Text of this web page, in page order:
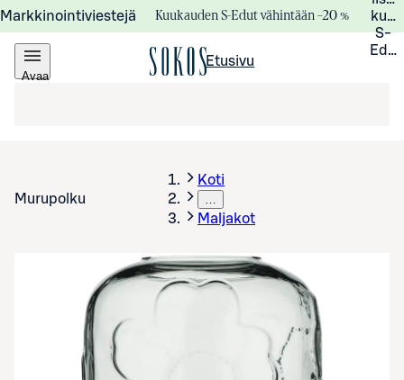
Markkinointiviestejä Kuukauden S-Edut vähintään –20 %
S-
Avaa
Etusivu
Murupolku
Koti
…
Maljakot